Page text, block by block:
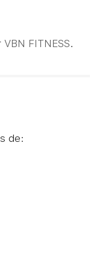
VBN FITNESS.
de: